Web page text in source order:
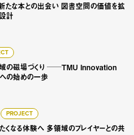
新たな本との出会い 図書空間の価値を拡
計
域の磁場づくり ──TMU Innovation
の始めの一歩
磁場づくり ──TMU
PROJECT
くなる体験へ 多領域のプレイヤーとの共
体験へ 多領域のプレイヤ